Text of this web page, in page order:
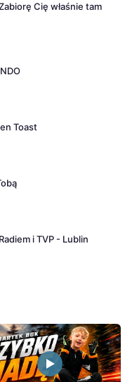
Cię właśnie tam
Toast
i TVP - Lublin